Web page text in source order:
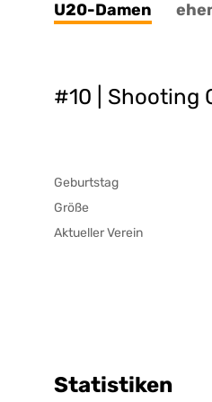
U20-Damen
#10 | Shooting
Geburtstag
Größe
Aktueller Verein
Statistiken